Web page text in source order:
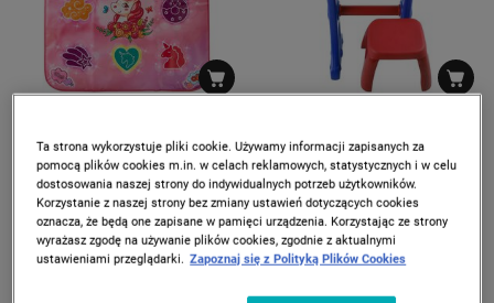
Interaktywna mata muzyczna
Elefun Let's Dance, 2 tryby
gry, jednorożec
13900
zł
Keyboard elektroniczny
Bontempi, z mikrofonem i
stołkiem, czerwony
259 00
zł
Ta strona wykorzystuje pliki cookie. Używamy informacji zapisanych za
pomocą plików cookies m.in. w celach reklamowych, statystycznych i w celu
dostosowania naszej strony do indywidualnych potrzeb użytkowników.
Korzystanie z naszej strony bez zmiany ustawień dotyczących cookies
oznacza, że będą one zapisane w pamięci urządzenia. Korzystając ze strony
wyrażasz zgodę na używanie plików cookies, zgodnie z aktualnymi
ustawieniami przeglądarki. Zapoznaj się z Polityką Plików Cookies